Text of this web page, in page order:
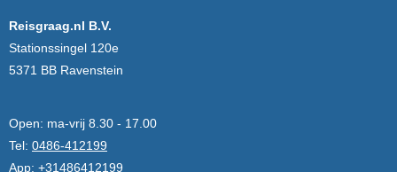
Reisgraag.nl B.V.
Stationssingel 120e
5371 BB Ravenstein
Open: ma-vrij 8.30 - 17.00
Tel: 0486-412199
App: +31486412199